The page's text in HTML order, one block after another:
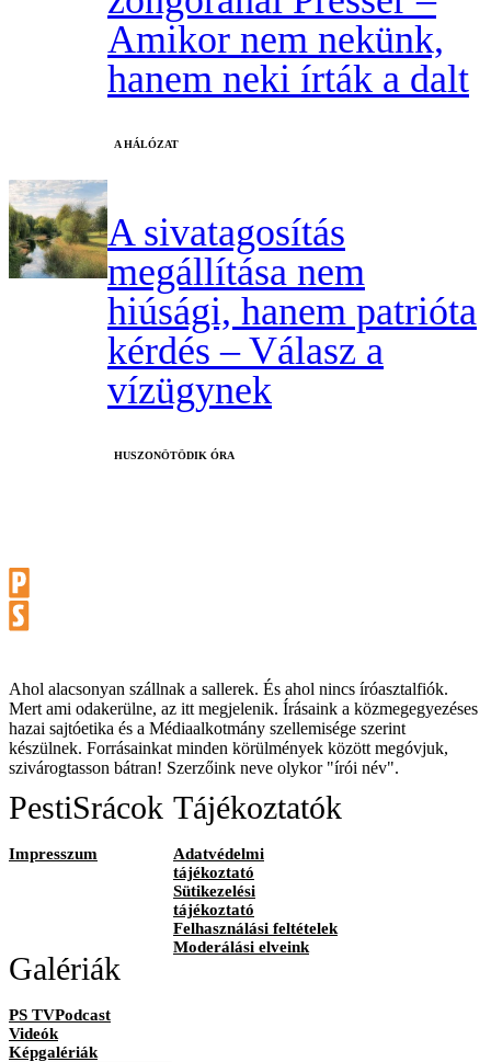
Amikor nem nekünk,
hanem neki írták a dalt
A HÁLÓZAT
A sivatagosítás
megállítása nem
hiúsági, hanem patrióta
kérdés – Válasz a
vízügynek
HUSZONÖTÖDIK ÓRA
Ahol alacsonyan szállnak a sallerek. És ahol nincs íróasztalfiók.
Mert ami odakerülne, az itt megjelenik. Írásaink a közmegegyezéses
hazai sajtóetika és a Médiaalkotmány szellemisége szerint
készülnek. Forrásainkat minden körülmények között megóvjuk,
szivárogtasson bátran! Szerzőink neve olykor "írói név".
PestiSrácok
Impresszum
Tájékoztatók
Adatvédelmi
tájékoztató
Sütikezelési
tájékoztató
Felhasználási feltételek
Moderálási elveink
Galériák
PS TVPodcast
Videók
Képgalériák